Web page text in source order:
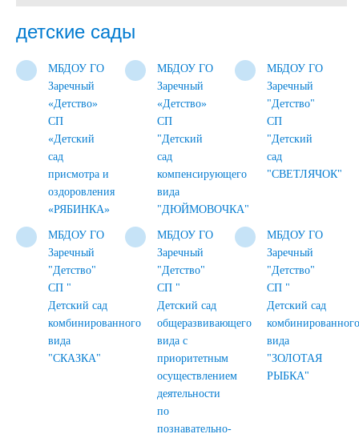
детские сады
МБДОУ ГО
Заречный
«Детство»
СП
«Детский
сад
присмотра и
оздоровления
«РЯБИНКА»
МБДОУ ГО
Заречный
«Детство»
СП
"Детский
сад
компенсирующего
вида
"ДЮЙМОВОЧКА"
МБДОУ ГО
Заречный
"Детство"
СП
"Детский
сад
"СВЕТЛЯЧОК"
МБДОУ ГО
Заречный
"Детство"
СП "
Детский сад
комбинированного
вида
"СКАЗКА"
МБДОУ ГО
Заречный
"Детство"
СП "
Детский сад
общеразвивающего
вида с
приоритетным
осуществлением
деятельности
по
познавательно-
МБДОУ ГО
Заречный
"Детство"
СП "
Детский сад
комбинированного
вида
"ЗОЛОТАЯ
РЫБКА"